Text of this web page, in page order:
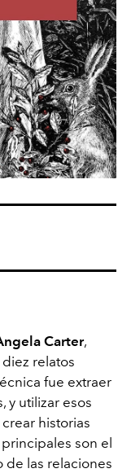
Carter,
relatos
fue extraer
y utilizar esos
historias
son el
de las relaciones